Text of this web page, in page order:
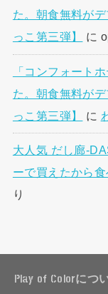
た。朝食無料が
っこ第三弾】
に
「コンフォート
た。朝食無料が
っこ第三弾】
に
大人気 だし廊-
ーで買えたから食
り
Play of Colorにつ